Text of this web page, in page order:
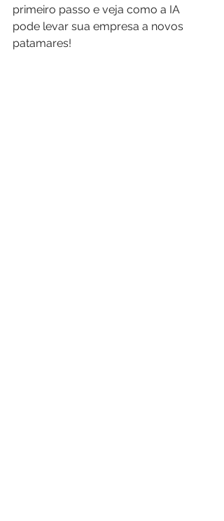
primeiro passo e veja como a IA
pode levar sua empresa a novos
patamares!